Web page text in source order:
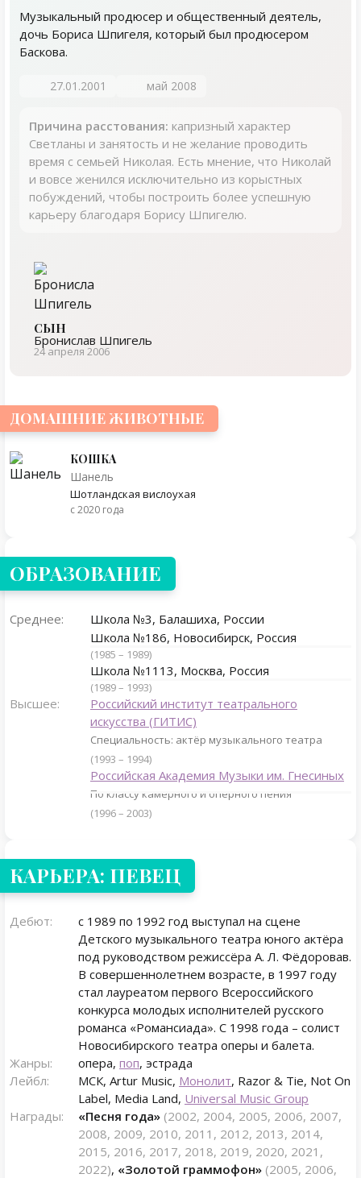
Музыкальный продюсер и общественный деятель,
дочь Бориса Шпигеля, который был продюсером
Баскова.
27.01.2001 май 2008
Причина расстования: капризный характер
Светланы и занятость и не желание проводить
время с семьей Николая. Есть мнение, что Николай
и вовсе женился исключительно из корыстных
побуждений, чтобы построить более успешную
карьеру благодаря Борису Шпигелю.
СЫН
Бронислав Шпигель
24 апреля 2006
ДОМАШНИЕ ЖИВОТНЫЕ
КОШКА
Шанель
Шотландская вислоухая
с 2020 года
ОБРАЗОВАНИЕ
Среднее:
Школа №3, Балашиха, России
Школа №186, Новосибирск, Россия
(1985 – 1989)
Школа №1113, Москва, Россия
(1989 – 1993)
Высшее:
Российский институт театрального
искусства (ГИТИС)
Специальность: актёр музыкального театра
(1993 – 1994)
Российская Академия Музыки им. Гнесиных
По классу камерного и оперного пения
(1996 – 2003)
КАРЬЕРА: ПЕВЕЦ
Дебют:
с 1989 по 1992 год выступал на сцене
Детского музыкального театра юного актёра
под руководством режиссёра А. Л. Фёдоровав.
В совершеннолетнем возрасте, в 1997 году
стал лауреатом первого Всероссийского
конкурса молодых исполнителей русского
романса «Романсиада». С 1998 года – солист
Новосибирского театра оперы и балета.
Жанры:
опера, поп, эстрада
Лейбл:
МСК, Artur Music, Монолит, Razor & Tie, Not On
Label, Media Land, Universal Music Group
Награды:
«Песня года» (2002, 2004, 2005, 2006, 2007,
2008, 2009, 2010, 2011, 2012, 2013, 2014,
2015, 2016, 2017, 2018, 2019, 2020, 2021,
2022), «Золотой граммофон» (2005, 2006,